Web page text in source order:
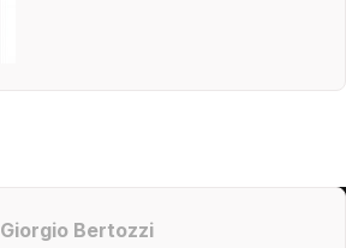
Giorgio Bertozzi